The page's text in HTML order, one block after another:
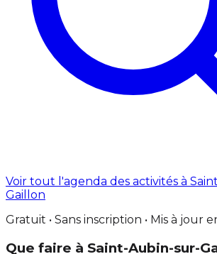
Voir tout l'agenda des activités à
Gaillon
Gratuit • Sans inscription • Mis à jour
Que faire à Saint-Aubin-sur-